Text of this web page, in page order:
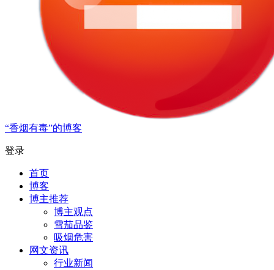
“香烟有毒”的博客
登录
首页
博客
博主推荐
博主观点
雪茄品鉴
吸烟危害
网文资讯
行业新闻